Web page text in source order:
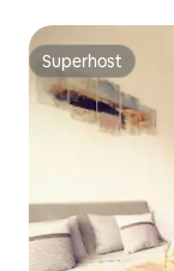
Superhost
Superhost